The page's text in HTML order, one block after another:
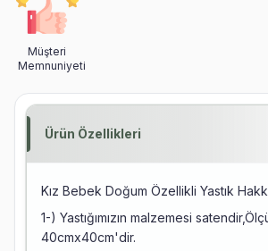
Müşteri
Memnuniyeti
Ürün Özellikleri
Kız Bebek Doğum Özellikli Yastık
1-) Yastığımızın malzemesi
40cmx40cm'dir.